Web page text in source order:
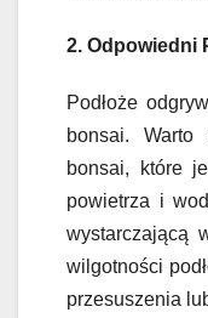
2. Odpowiedni
Podłoże
bonsai. Warto
bonsai, które
powietrza i
wystarczającą
wilgotności
przesuszenia